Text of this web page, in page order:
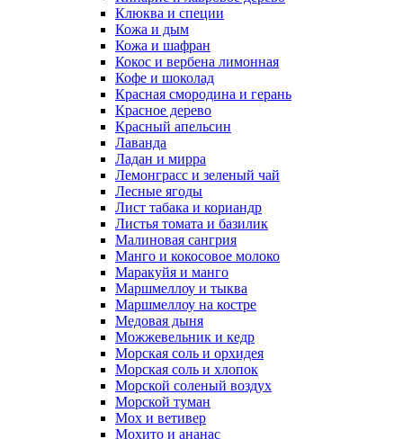
Клюква и специи
Кожа и дым
Кожа и шафран
Кокос и вербена лимонная
Кофе и шоколад
Красная смородина и герань
Красное дерево
Красный апельсин
Лаванда
Ладан и мирра
Лемонграсс и зеленый чай
Лесные ягоды
Лист табака и кориандр
Листья томата и базилик
Малиновая сангрия
Манго и кокосовое молоко
Маракуйя и манго
Маршмеллоу и тыква
Маршмеллоу на костре
Медовая дыня
Можжевельник и кедр
Морская соль и орхидея
Морская соль и хлопок
Морской соленый воздух
Морской туман
Мох и ветивер
Мохито и ананас